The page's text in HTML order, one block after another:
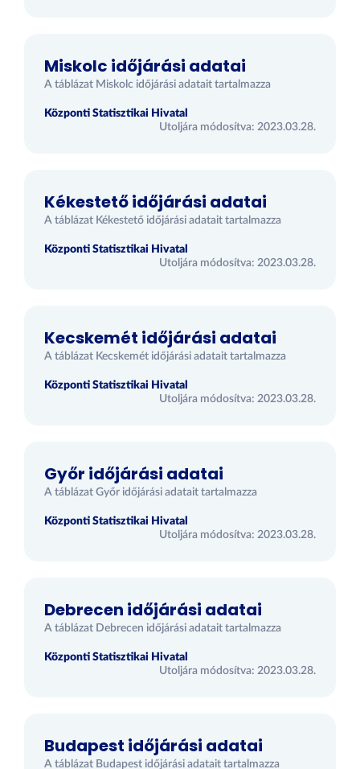
Miskolc időjárási adatai
A táblázat Miskolc időjárási adatait tartalmazza
Központi Statisztikai Hivatal
Utoljára módosítva: 2023.03.28.
Kékestető időjárási adatai
A táblázat Kékestető időjárási adatait tartalmazza
Központi Statisztikai Hivatal
Utoljára módosítva: 2023.03.28.
Kecskemét időjárási adatai
A táblázat Kecskemét időjárási adatait tartalmazza
Központi Statisztikai Hivatal
Utoljára módosítva: 2023.03.28.
Győr időjárási adatai
A táblázat Győr időjárási adatait tartalmazza
Központi Statisztikai Hivatal
Utoljára módosítva: 2023.03.28.
Debrecen időjárási adatai
A táblázat Debrecen időjárási adatait tartalmazza
Központi Statisztikai Hivatal
Utoljára módosítva: 2023.03.28.
Budapest időjárási adatai
A táblázat Budapest időjárási adatait tartalmazza